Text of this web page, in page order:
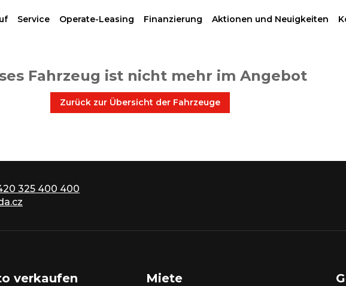
Service Operate-Leasing Finanzierung Aktionen und Neuigkeiten
Fahrzeug ist nicht mehr im Angebot
Zurück zur Übersicht der Fahrzeuge
325 400 400
verkaufen Miete